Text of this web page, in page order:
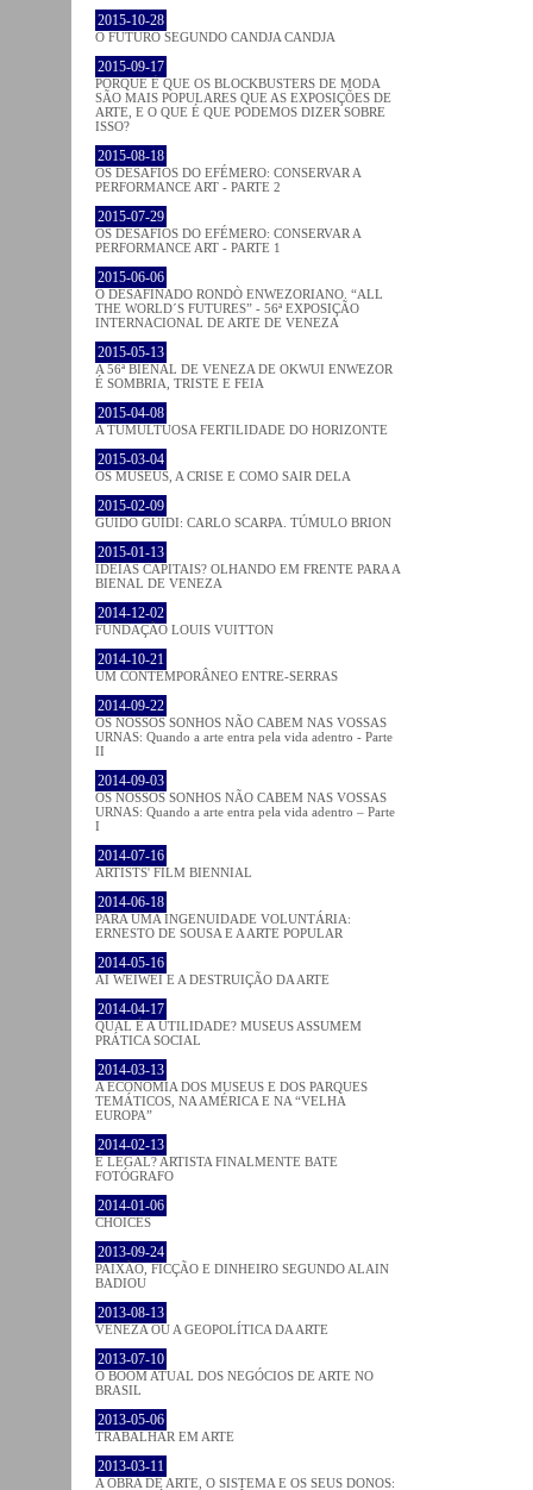
2015-10-28
O FUTURO SEGUNDO CANDJA CANDJA
2015-09-17
PORQUE É QUE OS BLOCKBUSTERS DE MODA
SÃO MAIS POPULARES QUE AS EXPOSIÇÕES DE
ARTE, E O QUE É QUE PODEMOS DIZER SOBRE
ISSO?
2015-08-18
OS DESAFIOS DO EFÉMERO: CONSERVAR A
PERFORMANCE ART - PARTE 2
2015-07-29
OS DESAFIOS DO EFÉMERO: CONSERVAR A
PERFORMANCE ART - PARTE 1
2015-06-06
O DESAFINADO RONDÒ ENWEZORIANO. “ALL
THE WORLD´S FUTURES” - 56ª EXPOSIÇÃO
INTERNACIONAL DE ARTE DE VENEZA
2015-05-13
A 56ª BIENAL DE VENEZA DE OKWUI ENWEZOR
É SOMBRIA, TRISTE E FEIA
2015-04-08
A TUMULTUOSA FERTILIDADE DO HORIZONTE
2015-03-04
OS MUSEUS, A CRISE E COMO SAIR DELA
2015-02-09
GUIDO GUIDI: CARLO SCARPA. TÚMULO BRION
2015-01-13
IDEIAS CAPITAIS? OLHANDO EM FRENTE PARA A
BIENAL DE VENEZA
2014-12-02
FUNDAÇÃO LOUIS VUITTON
2014-10-21
UM CONTEMPORÂNEO ENTRE-SERRAS
2014-09-22
OS NOSSOS SONHOS NÃO CABEM NAS VOSSAS
URNAS: Quando a arte entra pela vida adentro - Parte
II
2014-09-03
OS NOSSOS SONHOS NÃO CABEM NAS VOSSAS
URNAS: Quando a arte entra pela vida adentro – Parte
I
2014-07-16
ARTISTS' FILM BIENNIAL
2014-06-18
PARA UMA INGENUIDADE VOLUNTÁRIA:
ERNESTO DE SOUSA E A ARTE POPULAR
2014-05-16
AI WEIWEI E A DESTRUIÇÃO DA ARTE
2014-04-17
QUAL É A UTILIDADE? MUSEUS ASSUMEM
PRÁTICA SOCIAL
2014-03-13
A ECONOMIA DOS MUSEUS E DOS PARQUES
TEMÁTICOS, NA AMÉRICA E NA “VELHA
EUROPA”
2014-02-13
É LEGAL? ARTISTA FINALMENTE BATE
FOTÓGRAFO
2014-01-06
CHOICES
2013-09-24
PAIXÃO, FICÇÃO E DINHEIRO SEGUNDO ALAIN
BADIOU
2013-08-13
VENEZA OU A GEOPOLÍTICA DA ARTE
2013-07-10
O BOOM ATUAL DOS NEGÓCIOS DE ARTE NO
BRASIL
2013-05-06
TRABALHAR EM ARTE
2013-03-11
A OBRA DE ARTE, O SISTEMA E OS SEUS DONOS: